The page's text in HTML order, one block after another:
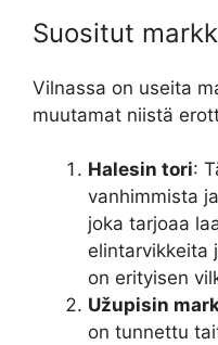
Suositut
Vilnassa on useita
muutamat niistä
Halesin tori:
vanhimmista
joka tarjoaa
elintarvikkeita
on erityisen
Užupisin
on tunnettu